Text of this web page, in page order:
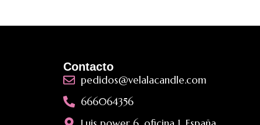
Contacto
pedidos@velalacandle.com
666064356